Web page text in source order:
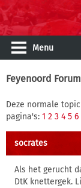
Menu
Feyenoord Forum
Deze normale
pagina's: 1 2 3 4 5 6
socrates
Als het gerucht
DtK knettergek.